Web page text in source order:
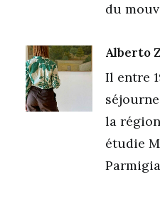
du
Alberto
Il entre
la
étudie